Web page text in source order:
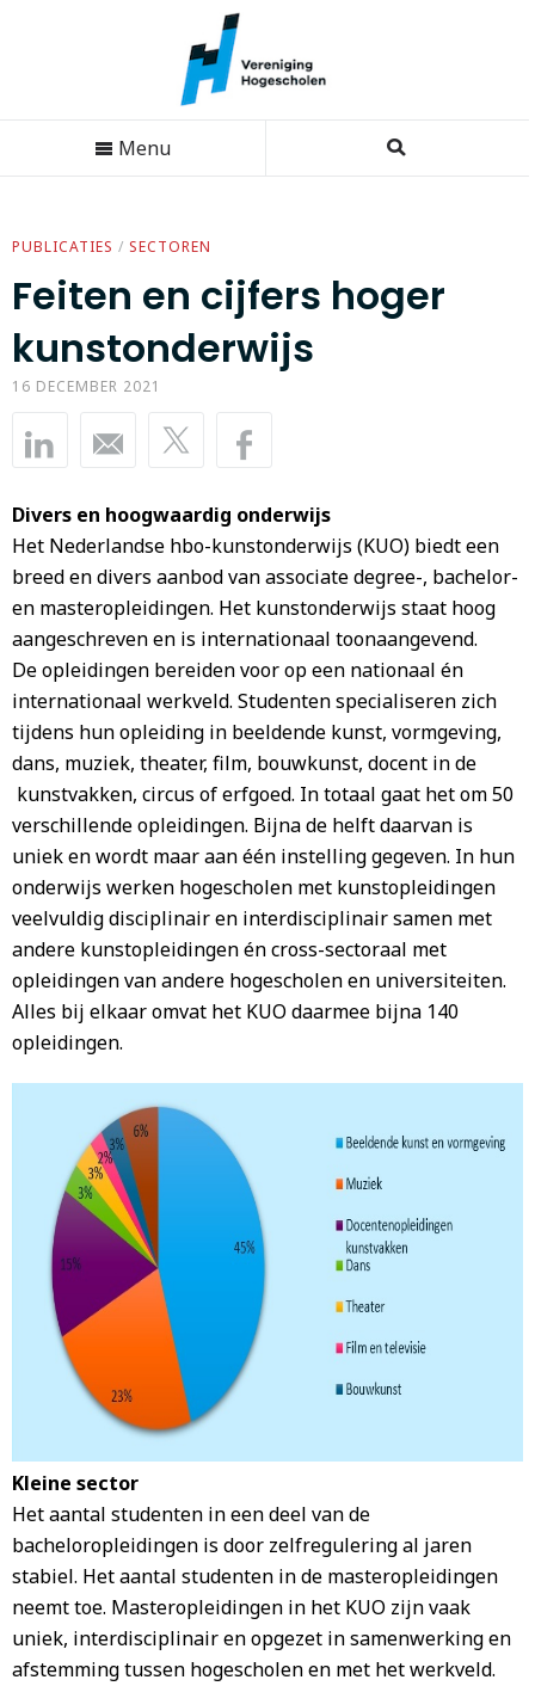
Menu
PUBLICATIES / SECTOREN
Feiten en cijfers hoger
kunstonderwijs
16 DECEMBER 2021
Divers en hoogwaardig onderwijs
Het Nederlandse hbo-kunstonderwijs (KUO) biedt een
breed en divers aanbod van associate degree-, bachelor-
en masteropleidingen. Het kunstonderwijs staat hoog
aangeschreven en is internationaal toonaangevend.
De opleidingen bereiden voor op een nationaal én
internationaal werkveld. Studenten specialiseren zich
tijdens hun opleiding in beeldende kunst, vormgeving,
dans, muziek, theater, film, bouwkunst, docent in de
kunstvakken, circus of erfgoed. In totaal gaat het om 50
verschillende opleidingen. Bijna de helft daarvan is
uniek en wordt maar aan één instelling gegeven. In hun
onderwijs werken hogescholen met kunstopleidingen
veelvuldig disciplinair en interdisciplinair samen met
andere kunstopleidingen én cross-sectoraal met
opleidingen van andere hogescholen en universiteiten.
Alles bij elkaar omvat het KUO daarmee bijna 140
opleidingen.
Kleine sector
Het aantal studenten in een deel van de
bacheloropleidingen is door zelfregulering al jaren
stabiel. Het aantal studenten in de masteropleidingen
neemt toe. Masteropleidingen in het KUO zijn vaak
uniek, interdisciplinair en opgezet in samenwerking en
afstemming tussen hogescholen en met het werkveld.